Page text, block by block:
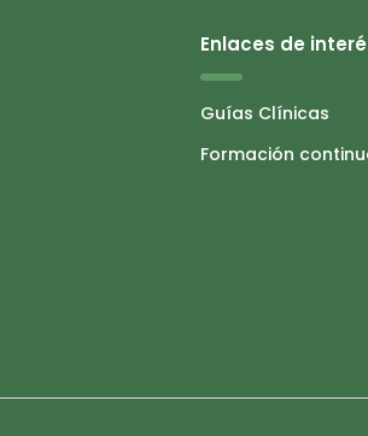
Enlaces de
Guías Clínicas
Formación